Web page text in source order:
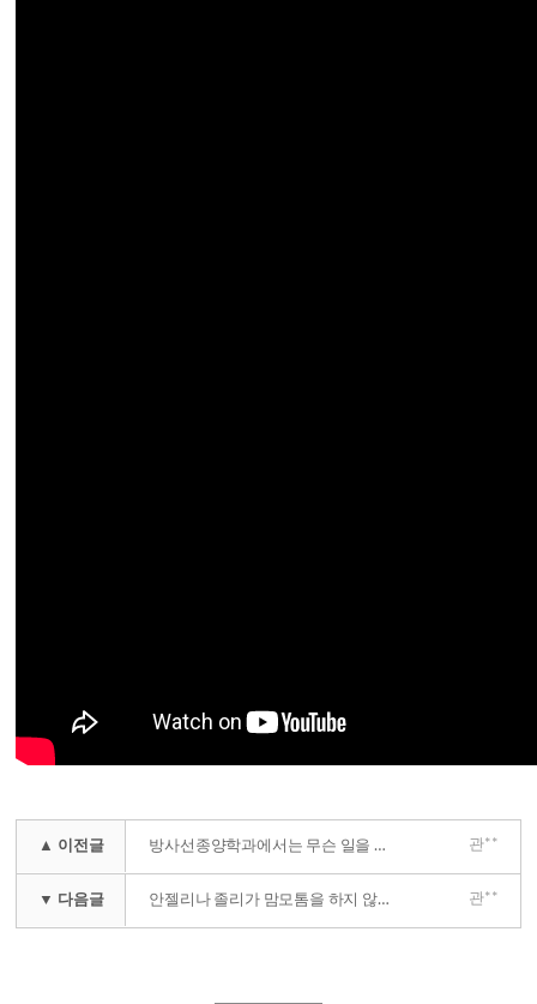
▲ 이전글 방사선종양학과에서는 무슨 일을 하나요? 관**
▼ 다음글 안젤리나 졸리가 맘모톰을 하지 않은 이유!? 관**